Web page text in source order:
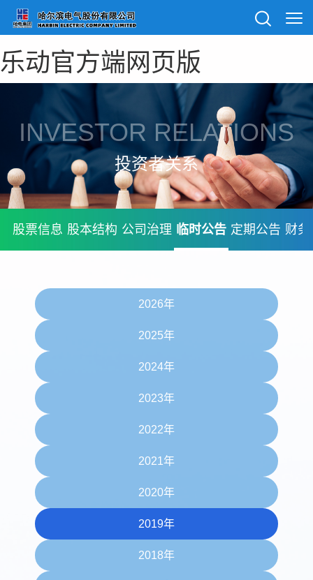
乐动官方端网页版
INVESTOR RELATIONS
投资者关系
股票信息 股本结构 公司治理 临时公告 定期公告 财
2026年
2025年
2024年
2023年
2022年
2021年
2020年
2019年
2018年